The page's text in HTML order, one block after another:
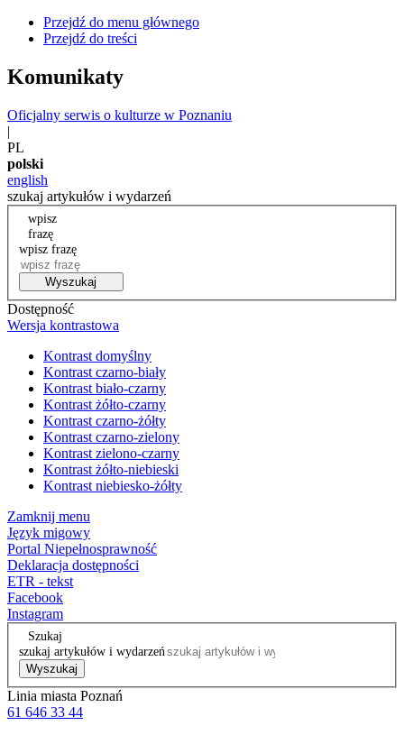
Przejdź do menu głównego
Przejdź do treści
Komunikaty
Oficjalny serwis o kulturze w Poznaniu
|
PL
polski
english
szukaj artykułów i wydarzeń
wpisz
frazę
wpisz frazę
Wyszukaj
Dostępność
Wersja kontrastowa
Kontrast domyślny
Kontrast czarno-biały
Kontrast biało-czarny
Kontrast żółto-czarny
Kontrast czarno-żółty
Kontrast czarno-zielony
Kontrast zielono-czarny
Kontrast żółto-niebieski
Kontrast niebiesko-żółty
Zamknij menu
Język migowy
Portal Niepełnosprawność
Deklaracja dostępności
ETR - tekst
Facebook
Instagram
Szukaj
szukaj artykułów i wydarzeń
Wyszukaj
Linia miasta Poznań
61 646 33 44